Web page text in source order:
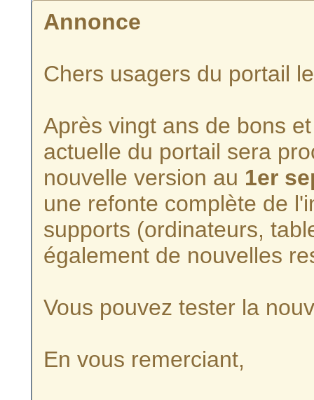
Annonce
Chers usagers du portail
Après vingt ans de bons
actuelle du portail sera
nouvelle version au 1er
une refonte complète de
supports (ordinateurs,
également de nouvelles
Vous pouvez tester la
En vous remerciant,